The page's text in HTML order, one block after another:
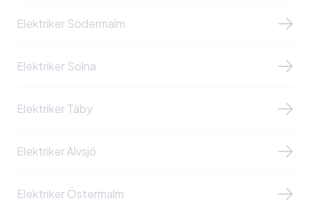
Elektriker Södermalm
Elektriker Solna
Elektriker Täby
Elektriker Älvsjö
Elektriker Östermalm